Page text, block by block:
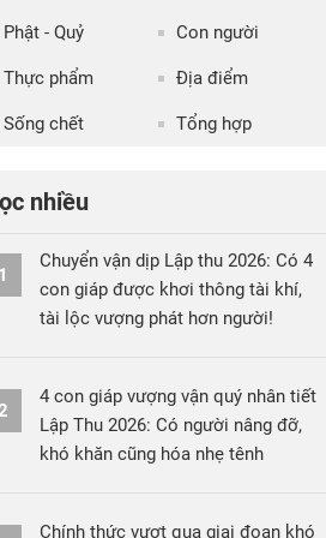
Phật - Quỷ Con người
Thực phẩm Địa điểm
Sống chết Tổng hợp
nhiều
Chuyển vận dịp Lập thu 2026: Có 4
con giáp được khơi thông tài khí,
tài lộc vượng phát hơn người!
4 con giáp vượng vận quý nhân tiết
Lập Thu 2026: Có người nâng đỡ,
khó khăn cũng hóa nhẹ tênh
Chính thức vượt qua giai đoạn khó